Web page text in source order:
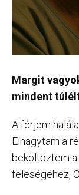
Margit
mindent
A férjem
Elhagytam a
beköltöztem a
feleségéhez,